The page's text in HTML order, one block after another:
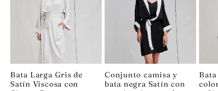
Bata Larga Gris de
Satín Viscosa con
Conjunto camisa y
bata negra Satín con